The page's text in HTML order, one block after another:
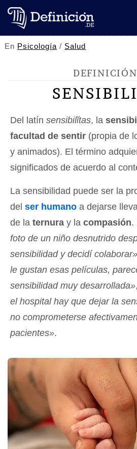
En Psicología / Salud
Del latín sensibilĭtas, la
facultad de sentir (propia de
y animados). El término
significados de acuerdo al
La sensibilidad puede ser la
del ser humano a dejarse
de la ternura y la compasión.
foto de un niño desnutrido
sensibilidad y decidí colaborar»
le gustan esas películas,
sensibilidad muy desarrollada»,
el hospital hay que dejar la
no comprometerse
pacientes».